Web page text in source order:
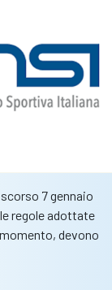
7 gennaio
regole adottate
devono